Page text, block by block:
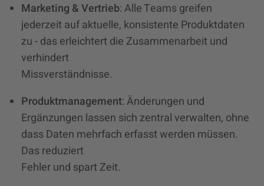
Marketing & Vertrieb: Alle Teams greifen
jederzeit auf aktuelle, konsistente Produktdaten
zu - das erleichtert die Zusammenarbeit und
verhindert
Missverständnisse.
Produktmanagement: Änderungen und
Ergänzungen lassen sich zentral verwalten, ohne
dass Daten mehrfach erfasst werden müssen.
Das reduziert
Fehler und spart Zeit.